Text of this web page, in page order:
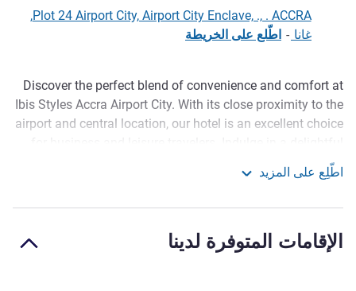
Plot 24 Airport City, Airport City Enclave, ., . ACCRA,
غانا - اطّلع على الخريطة
الوصف
Discover the perfect blend of convenience and comfort at
Ibis Styles Accra Airport City. With its close proximity to the
airport and central location, our hotel is an excellent choice
culinary journey with our premium breakfast offerings and
experience our commitment to sustainability. Business
center, pool or Thai spa.
اطّلِع على المزيد
الإقامات المتوفرة لدينا